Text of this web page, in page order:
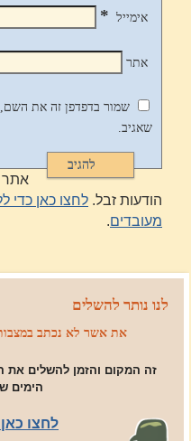
אימייל *
אתר
שמור בדפדפן זה את
שאגיב.
אתר
הודעות זבל. לחצו כאן כדי
מעובדים.
לנו נותר להשלים
את אשר לא נכתב
זה המקום והזמן להשלים את
הימים
לחצו